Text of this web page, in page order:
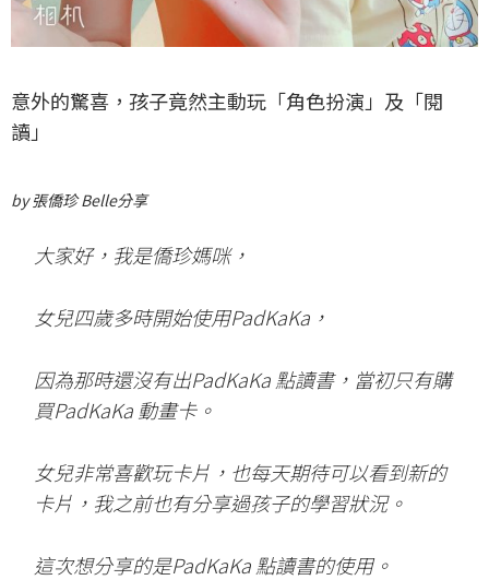
意外的驚喜，孩子竟然主動玩「角色扮演」及「閱
讀」
by 張僑珍 Belle分享
大家好，我是僑珍媽咪，
女兒四歲多時開始使用PadKaKa，
因為那時還沒有出PadKaKa 點讀書，當初只有購
買PadKaKa 動畫卡。
女兒非常喜歡玩卡片，也每天期待可以看到新的
卡片，我之前也有分享過孩子的學習狀況。
這次想分享的是PadKaKa 點讀書的使用。